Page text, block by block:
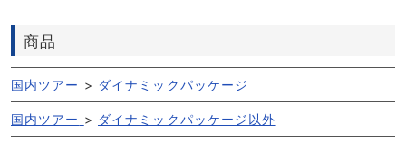
商品
国内ツアー > ダイナミックパッケージ
国内ツアー > ダイナミックパッケージ以外